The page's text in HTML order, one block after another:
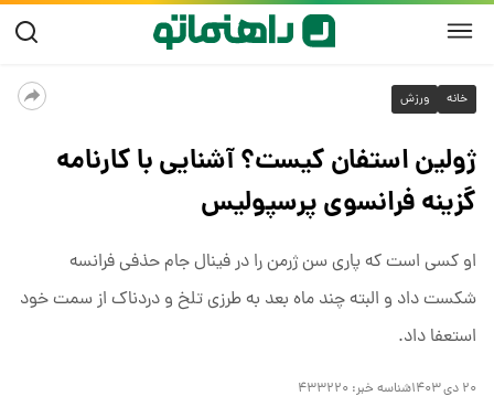
خانه ورزش
ژولین استفان کیست؟ آشنایی با کارنامه
گزینه فرانسوی پرسپولیس
او کسی است که پاری سن ژرمن را در فینال جام حذفی فرانسه
شکست داد و البته چند ماه بعد به طرزی تلخ و دردناک از سمت خود
استعفا داد.
۲۰ دی ۱۴۰۳ شناسه خبر: ۴۳۳۲۲۰